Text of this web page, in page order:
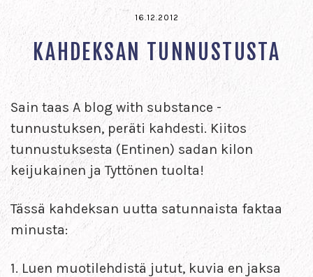
16.12.2012
KAHDEKSAN TUNNUSTUSTA
Sain taas A blog with substance -
tunnustuksen, peräti kahdesti. Kiitos
tunnustuksesta (Entinen) sadan kilon
keijukainen ja Tyttönen tuolta!
Tässä kahdeksan uutta satunnaista faktaa
minusta:
1. Luen muotilehdistä jutut, kuvia en jaksa